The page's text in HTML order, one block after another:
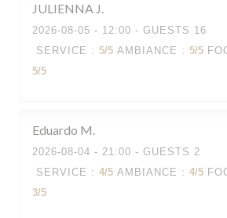
JULIENNA J
2026-08-05 - 12:00 - GUESTS 16
SERVICE : 5/5 AMBIANCE : 5/5
5/5
Eduardo M
2026-08-04 - 21:00 - GUESTS 2
SERVICE : 4/5 AMBIANCE : 4/5
3/5